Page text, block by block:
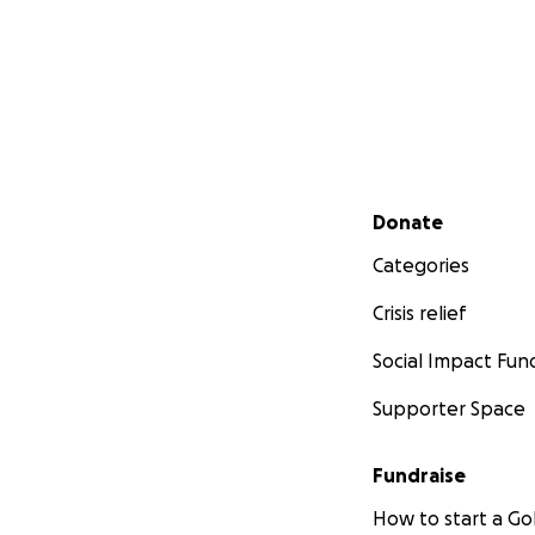
Secondary menu
Donate
Categories
Crisis relief
Social Impact
Supporter Space
Fundraise
How to start a